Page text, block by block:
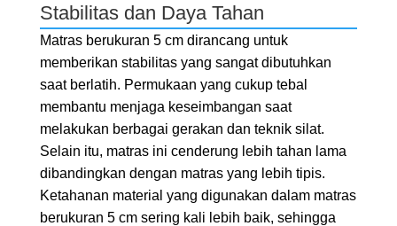
Stabilitas dan Daya Tahan
Matras berukuran 5 cm dirancang untuk
memberikan stabilitas yang sangat dibutuhkan
saat berlatih. Permukaan yang cukup tebal
membantu menjaga keseimbangan saat
melakukan berbagai gerakan dan teknik silat.
Selain itu, matras ini cenderung lebih tahan lama
dibandingkan dengan matras yang lebih tipis.
Ketahanan material yang digunakan dalam matras
berukuran 5 cm sering kali lebih baik, sehingga